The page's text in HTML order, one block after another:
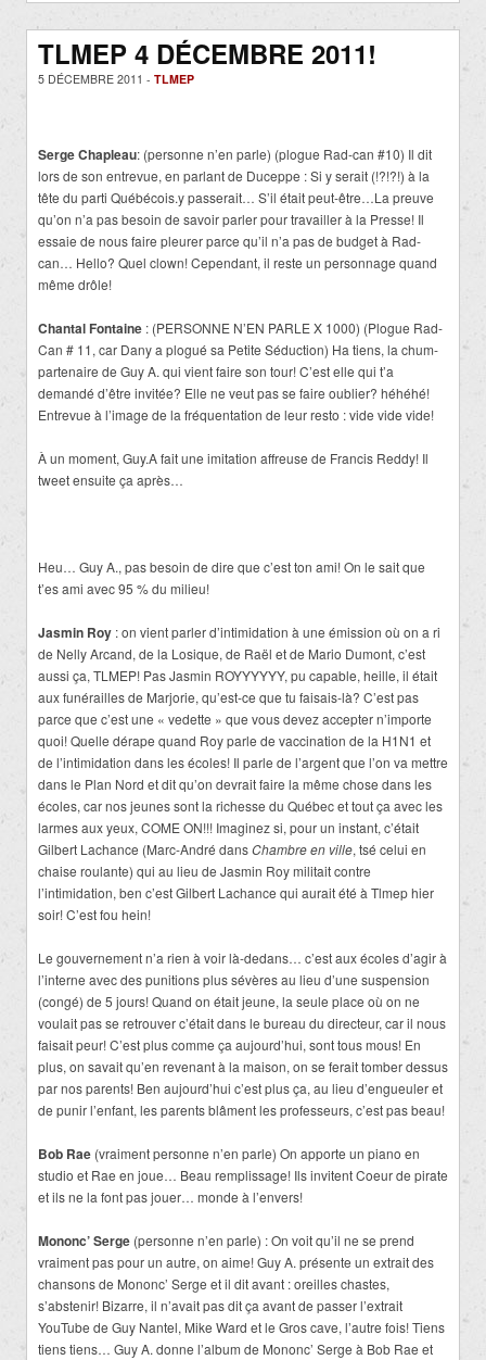
TLMEP 4 DÉCEMBRE 2011!
5 DÉCEMBRE 2011 - TLMEP
Serge Chapleau: (personne n’en parle) (plogue Rad-can #10) Il dit
lors de son entrevue, en parlant de Duceppe : Si y serait (!?!?!) à la
tête du parti Québécois.y passerait… S’il était peut-être…La preuve
qu’on n’a pas besoin de savoir parler pour travailler à la Presse! Il
essaie de nous faire pleurer parce qu’il n’a pas de budget à Rad-
can… Hello? Quel clown! Cependant, il reste un personnage quand
même drôle!
Chantal Fontaine : (PERSONNE N’EN PARLE X 1000) (Plogue Rad-
Can # 11, car Dany a plogué sa Petite Séduction) Ha tiens, la chum-
partenaire de Guy A. qui vient faire son tour! C’est elle qui t’a
demandé d’être invitée? Elle ne veut pas se faire oublier? héhéhé!
Entrevue à l’image de la fréquentation de leur resto : vide vide vide!
À un moment, Guy.A fait une imitation affreuse de Francis Reddy! Il
tweet ensuite ça après…
Heu… Guy A., pas besoin de dire que c’est ton ami! On le sait que
t’es ami avec 95 % du milieu!
Jasmin Roy : on vient parler d’intimidation à une émission où on a ri
de Nelly Arcand, de la Losique, de Raël et de Mario Dumont, c’est
aussi ça, TLMEP! Pas Jasmin ROYYYYYY, pu capable, heille, il était
aux funérailles de Marjorie, qu’est-ce que tu faisais-là? C’est pas
parce que c’est une « vedette » que vous devez accepter n’importe
quoi! Quelle dérape quand Roy parle de vaccination de la H1N1 et
de l’intimidation dans les écoles! Il parle de l’argent que l’on va mettre
dans le Plan Nord et dit qu’on devrait faire la même chose dans les
écoles, car nos jeunes sont la richesse du Québec et tout ça avec les
larmes aux yeux, COME ON!!! Imaginez si, pour un instant, c’était
Gilbert Lachance (Marc-André dansChambre en ville, tsé celui en
chaise roulante) qui au lieu de Jasmin Roy militait contre
l’intimidation, ben c’est Gilbert Lachance qui aurait été à Tlmep hier
soir! C’est fou hein!
Le gouvernement n’a rien à voir là-dedans… c’est aux écoles d’agir à
l’interne avec des punitions plus sévères au lieu d’une suspension
(congé) de 5 jours! Quand on était jeune, la seule place où on ne
voulait pas se retrouver c’était dans le bureau du directeur, car il nous
faisait peur! C’est plus comme ça aujourd’hui, sont tous mous! En
plus, on savait qu’en revenant à la maison, on se ferait tomber dessus
par nos parents! Ben aujourd’hui c’est plus ça, au lieu d’engueuler et
de punir l’enfant, les parents blâment les professeurs, c’est pas beau!
Bob Rae (vraiment personne n’en parle) On apporte un piano en
studio et Rae en joue… Beau remplissage! Ils invitent Coeur de pirate
et ils ne la font pas jouer… monde à l’envers!
Mononc’ Serge (personne n’en parle) : On voit qu’il ne se prend
vraiment pas pour un autre, on aime! Guy A. présente un extrait des
chansons de Mononc’ Serge et il dit avant : oreilles chastes,
s’abstenir! Bizarre, il n’avait pas dit ça avant de passer l’extrait
YouTube de Guy Nantel, Mike Ward et le Gros cave, l’autre fois! Tiens
tiens tiens… Guy A. donne l’album de Mononc’ Serge à Bob Rae et